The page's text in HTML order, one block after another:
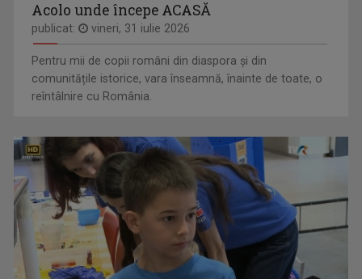
Acolo unde începe ACASĂ
publicat: vineri, 31 iulie 2026
Pentru mii de copii români din diaspora și din
comunitățile istorice, vara înseamnă, înainte de toate, o
reîntâlnire cu România.